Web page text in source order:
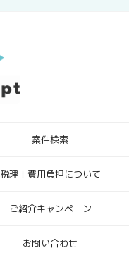
案件検索
税理士費用負担について
ご紹介キャンペーン
お問い合わせ